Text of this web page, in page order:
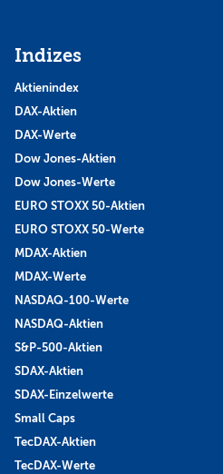
Indizes
Aktienindex
DAX-Aktien
DAX-Werte
Dow Jones-Aktien
Dow Jones-Werte
EURO STOXX 50-Aktien
EURO STOXX 50-Werte
MDAX-Aktien
MDAX-Werte
NASDAQ-100-Werte
NASDAQ-Aktien
S&P-500-Aktien
SDAX-Aktien
SDAX-Einzelwerte
Small Caps
TecDAX-Aktien
TecDAX-Werte